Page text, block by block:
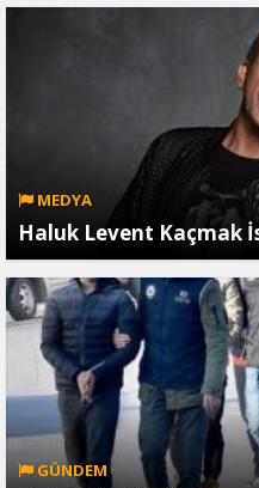
MEDYA
Haluk Levent Kaçmak
GÜNDEM